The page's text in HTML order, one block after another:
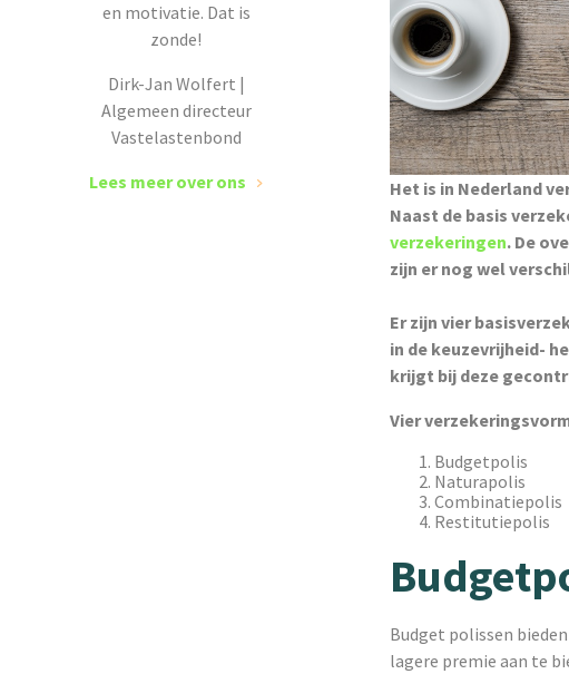
en motivatie. Dat is
zonde!
Dirk-Jan Wolfert |
Algemeen directeur
Vastelastenbond
Lees meer over ons
Het is in Nederland
Naast de basis
verzekeringen. De
zijn er nog wel
Er zijn vier
in de keuzevrijheid-
krijgt bij deze
Vier
Budgetpolis
Naturapolis
Combinatiepolis
Restitutiepolis
Budget polissen
lagere premie aan te